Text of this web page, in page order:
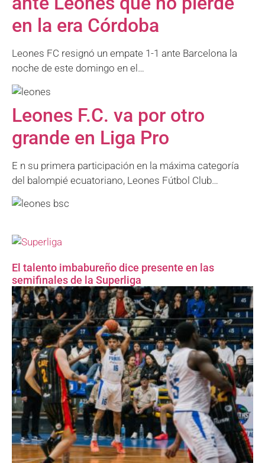
en la era Córdoba
Leones FC resignó un empate 1-1 ante Barcelona la
noche de este domingo en el…
Leones F.C. va por otro
grande en Liga Pro
E n su primera participación en la máxima categoría
del balompié ecuatoriano, Leones Fútbol Club…
El talento imbabureño dice presente en las
semifinales de la Superliga